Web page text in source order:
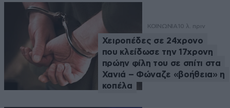
ΚΟΙΝΩΝΙΑ 10 λ. πριν
Χειροπέδες σε 24χρονο
που κλείδωσε την 17χρονη
πρώην φίλη του σε σπίτι στα
Χανιά – Φώναζε «βοήθεια» η
κοπέλα